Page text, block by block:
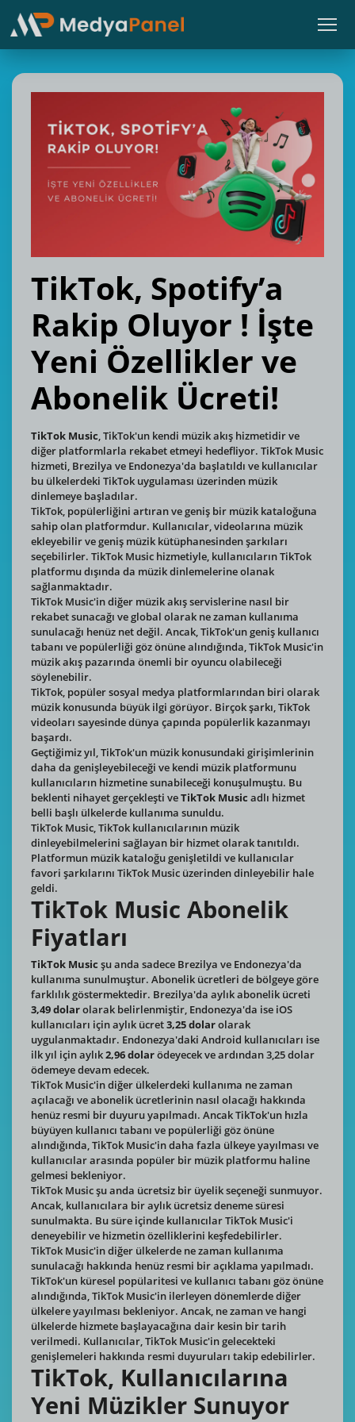
TikTok, Spotify’a
Rakip Oluyor ! İşte
Yeni Özellikler ve
Abonelik Ücreti!
TikTok Music, TikTok'un kendi müzik akış hizmetidir ve
diğer platformlarla rekabet etmeyi hedefliyor. TikTok Music
hizmeti, Brezilya ve Endonezya'da başlatıldı ve kullanıcılar
bu ülkelerdeki TikTok uygulaması üzerinden müzik
dinlemeye başladılar.
TikTok, popülerliğini artıran ve geniş bir müzik kataloğuna
sahip olan platformdur. Kullanıcılar, videolarına müzik
ekleyebilir ve geniş müzik kütüphanesinden şarkıları
seçebilirler. TikTok Music hizmetiyle, kullanıcıların TikTok
platformu dışında da müzik dinlemelerine olanak
sağlanmaktadır.
TikTok Music'in diğer müzik akış servislerine nasıl bir
rekabet sunacağı ve global olarak ne zaman kullanıma
sunulacağı henüz net değil. Ancak, TikTok'un geniş kullanıcı
tabanı ve popülerliği göz önüne alındığında, TikTok Music'in
müzik akış pazarında önemli bir oyuncu olabileceği
söylenebilir.
TikTok, popüler sosyal medya platformlarından biri olarak
müzik konusunda büyük ilgi görüyor. Birçok şarkı, TikTok
videoları sayesinde dünya çapında popülerlik kazanmayı
başardı.
Geçtiğimiz yıl, TikTok'un müzik konusundaki girişimlerinin
daha da genişleyebileceği ve kendi müzik platformunu
kullanıcıların hizmetine sunabileceği konuşulmuştu. Bu
beklenti nihayet gerçekleşti veTikTok Music adlı hizmet
belli başlı ülkelerde kullanıma sunuldu.
TikTok Music, TikTok kullanıcılarının müzik
dinleyebilmelerini sağlayan bir hizmet olarak tanıtıldı.
Platformun müzik kataloğu genişletildi ve kullanıcılar
favori şarkılarını TikTok Music üzerinden dinleyebilir hale
geldi.
TikTok Music Abonelik
Fiyatları
TikTok Music şu anda sadece Brezilya ve Endonezya'da
kullanıma sunulmuştur. Abonelik ücretleri de bölgeye göre
farklılık göstermektedir. Brezilya'da aylık abonelik ücreti
3,49 dolarolarak belirlenmiştir, Endonezya'da ise iOS
kullanıcıları için aylık ücret3,25 dolarolarak
uygulanmaktadır. Endonezya'daki Android kullanıcıları ise
ilk yıl için aylık2,96 dolarödeyecek ve ardından 3,25 dolar
ödemeye devam edecek.
TikTok Music'in diğer ülkelerdeki kullanıma ne zaman
açılacağı ve abonelik ücretlerinin nasıl olacağı hakkında
henüz resmi bir duyuru yapılmadı. Ancak TikTok'un hızla
büyüyen kullanıcı tabanı ve popülerliği göz önüne
alındığında, TikTok Music'in daha fazla ülkeye yayılması ve
kullanıcılar arasında popüler bir müzik platformu haline
gelmesi bekleniyor.
TikTok Music şu anda ücretsiz bir üyelik seçeneği sunmuyor.
Ancak, kullanıcılara bir aylık ücretsiz deneme süresi
sunulmakta. Bu süre içinde kullanıcılar TikTok Music'i
deneyebilir ve hizmetin özelliklerini keşfedebilirler.
TikTok Music'in diğer ülkelerde ne zaman kullanıma
sunulacağı hakkında henüz resmi bir açıklama yapılmadı.
TikTok'un küresel popülaritesi ve kullanıcı tabanı göz önüne
alındığında, TikTok Music'in ilerleyen dönemlerde diğer
ülkelere yayılması bekleniyor. Ancak, ne zaman ve hangi
ülkelerde hizmete başlayacağına dair kesin bir tarih
verilmedi. Kullanıcılar, TikTok Music'in gelecekteki
genişlemeleri hakkında resmi duyuruları takip edebilirler.
TikTok, Kullanıcılarına
Yeni Müzikler Sunuyor